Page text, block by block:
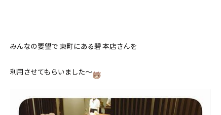
みんなの要望で 東町にある碧 本店さんを
利用させてもらいました〜